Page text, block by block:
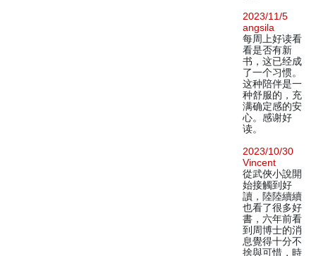
2023/11/5
angsila
每周上好读看
看是否有新
书，这已经成
了一个习惯。
这种陪伴是一
种舒服的，充
满确定感的安
心。感谢好
读。
2023/10/30
Vincent
從武俠小說開
始接觸到好
讀，陸陸續續
也看了很多好
書，六年前看
到周博士的消
息覺得十分不
捨與可惜，時